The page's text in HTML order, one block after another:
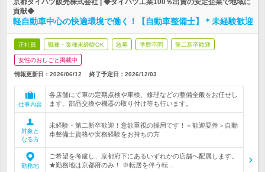
京都ダイハツ販売株式会社 | ◆ダイハツ工業100％出資の安定企業で地域に
貢献◆
軽自動車中心の快適環境で働く！【自動車整備士】＊未経験歓迎
正社員 職種・業種未経験OK 急募 学歴不問 第二新卒歓迎
女性のおしごと掲載中
情報更新日：2026/06/12 終了予定日： 2026/12/03
仕事内容
各店舗にて車の定期点検や車検、修理などの整備全般をお任せし
ます。部品交換や機器の取り付け等も行います。
対象と
なる方
未経験・第二新卒歓迎！意欲重視の採用です！＜歓迎要件＞自動
車整備士資格や実務経験をお持ちの方
勤務地
ご希望を考慮し、京都府下にあるいずれかの店舗へ配属します。
★勤務地は京都府のみ！ ※転居を伴う転…